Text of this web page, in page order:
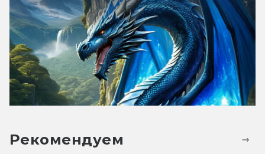
Рекомендуем